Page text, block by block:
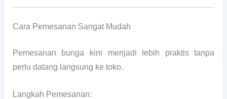
Cara Pemesanan Sangat Mudah
Pemesanan bunga kini menjadi lebih praktis tanpa
perlu datang langsung ke toko.
Langkah Pemesanan: